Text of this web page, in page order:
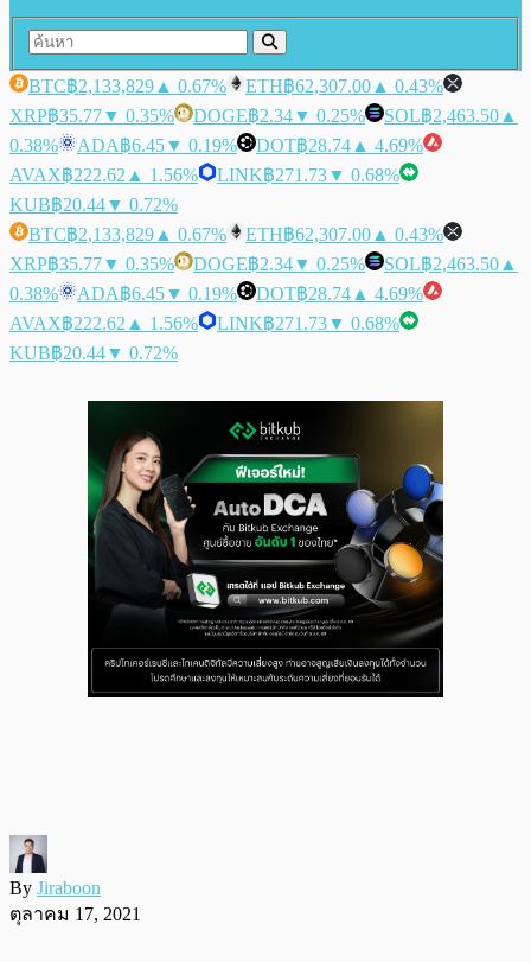
BTC฿2,133,829 ▲ 0.67% ETH฿62,307.00 ▲ 0.43%
XRP฿35.77▼ 0.35% DOGE฿2.34▼ 0.25% SOL฿2,463.50 ▲
0.38%
ADA฿6.45▼ 0.19% DOT฿28.74 ▲ 4.69%
AVAX฿222.62 ▲ 1.56% LINK฿271.73▼ 0.68%
KUB฿20.44▼ 0.72%
BTC฿2,133,829 ▲ 0.67% ETH฿62,307.00 ▲ 0.43%
XRP฿35.77▼ 0.35% DOGE฿2.34▼ 0.25% SOL฿2,463.50 ▲
0.38%
ADA฿6.45▼ 0.19% DOT฿28.74 ▲ 4.69%
AVAX฿222.62 ▲ 1.56% LINK฿271.73▼ 0.68%
KUB฿20.44▼ 0.72%
By Jiraboon
ตุลาคม 17, 2021